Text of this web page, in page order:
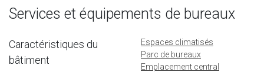
Services et équipements de bureaux
Caractéristiques du
bâtiment
Espaces climatisés
Parc de bureaux
Emplacement central